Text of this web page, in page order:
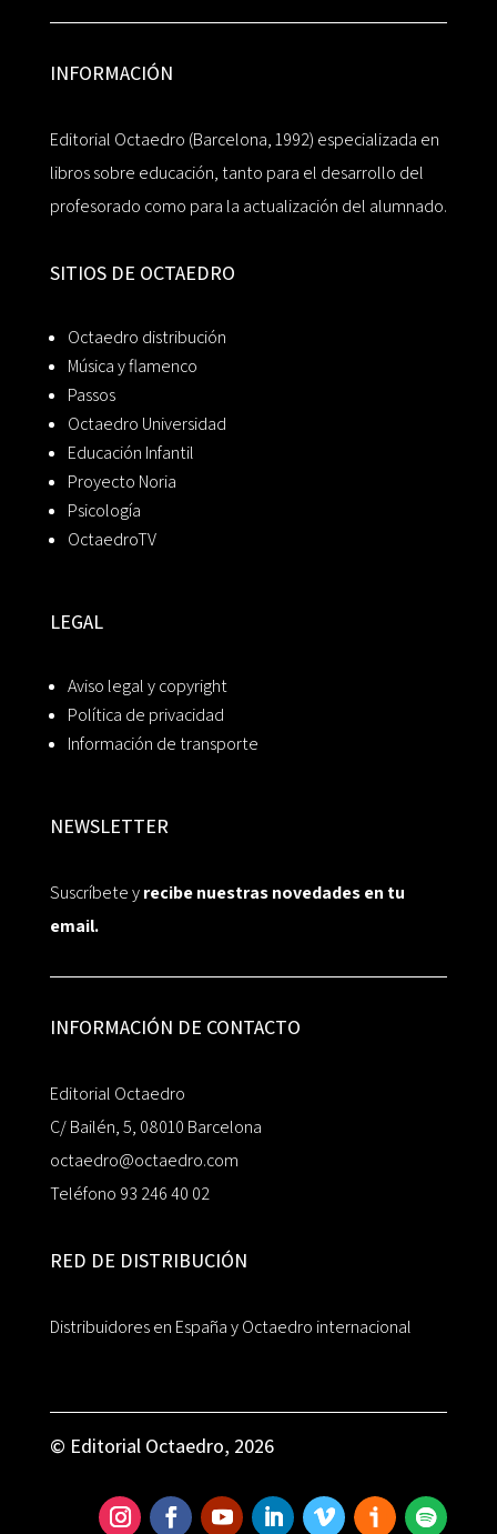
INFORMACIÓN
Editorial Octaedro (Barcelona, 1992) especializada en
libros sobre educación, tanto para el desarrollo del
profesorado como para la actualización del alumnado.
SITIOS DE OCTAEDRO
Octaedro distribución
Música y flamenco
Passos
Octaedro Universidad
Educación Infantil
Proyecto Noria
Psicología
OctaedroTV
LEGAL
Aviso legal y copyright
Política de privacidad
Información de transporte
NEWSLETTER
Suscríbete yrecibe nuestras novedades en tu
email.
INFORMACIÓN DE CONTACTO
Editorial Octaedro
C/ Bailén, 5, 08010 Barcelona
octaedro@octaedro.com
Teléfono 93 246 40 02
RED DE DISTRIBUCIÓN
Distribuidores en España y Octaedro internacional
© Editorial Octaedro, 2026